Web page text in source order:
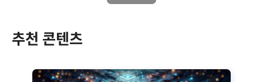
추천 콘텐츠